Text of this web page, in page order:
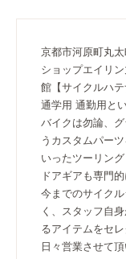
京都市河原町丸
ショップエイリ
館【サイクルハ
通学用 通勤用と
バイクは勿論、
うカスタムパー
いったツーリン
ドアギアも専門
今までのサイク
く、スタッフ自
るアイテムをセ
日々営業させて